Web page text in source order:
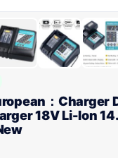
：Charger
18V Li-Ion